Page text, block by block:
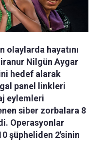
olaylarda hayatını
Nilgün Aygar
hedef alarak
panel linkleri
eylemleri
siber zorbalara 8
Operasyonlar
şüpheliden 2'sinin